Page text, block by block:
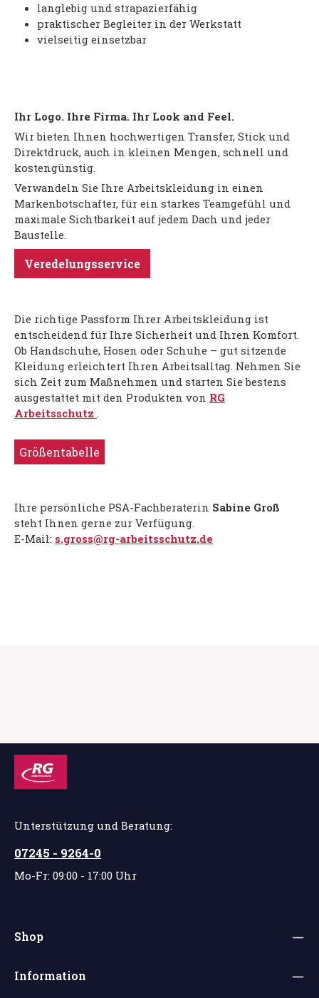
langlebig und strapazierfähig
praktischer Begleiter in der Werkstatt
vielseitig einsetzbar
Ihr Logo. Ihre Firma. Ihr Look and Feel.
Wir bieten Ihnen hochwertigen Transfer, Stick und
Direktdruck, auch in kleinen Mengen, schnell und
kostengünstig.
Verwandeln Sie Ihre Arbeitskleidung in einen
Markenbotschafter, für ein starkes Teamgefühl und
maximale Sichtbarkeit auf jedem Dach und jeder
Baustelle.
Veredelungsservice
Die richtige Passform Ihrer Arbeitskleidung ist
entscheidend für Ihre Sicherheit und Ihren Komfort.
Ob Handschuhe, Hosen oder Schuhe – gut sitzende
Kleidung erleichtert Ihren Arbeitsalltag. Nehmen Sie
sich Zeit zum Maßnehmen und starten Sie bestens
ausgestattet mit den Produkten von RG
Arbeitsschutz .
Größentabelle
Ihre persönliche PSA-Fachberaterin Sabine Groß
steht Ihnen gerne zur Verfügung.
E-Mail: s.gross@rg-arbeitsschutz.de
Unterstützung und Beratung:
07245 - 9264-0
Mo-Fr: 09:00 - 17:00 Uhr
Shop
Information